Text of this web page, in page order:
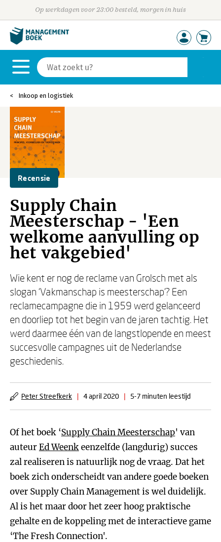
Op werkdagen voor 23:00 besteld, morgen in huis
Inkoop en logistiek
Recensie
Supply Chain
Meesterschap - 'Een
welkome aanvulling op
het vakgebied'
Wie kent er nog de reclame van Grolsch met als
slogan ‘Vakmanschap is meesterschap'? Een
reclamecampagne die in 1959 werd gelanceerd
en doorliep tot het begin van de jaren tachtig. Het
werd daarmee één van de langstlopende en meest
succesvolle campagnes uit de Nederlandse
geschiedenis.
Peter Streefkerk | 4 april 2020 | 5-7 minuten leestijd
Of het boek ‘Supply Chain Meesterschap' van
auteurEd Weenkeenzelfde (langdurig) succes
zal realiseren is natuurlijk nog de vraag. Dat het
boek zich onderscheidt van andere goede boeken
over Supply Chain Management is wel duidelijk.
Al is het maar door het zeer hoog praktische
gehalte en de koppeling met de interactieve game
‘The Fresh Connection'.